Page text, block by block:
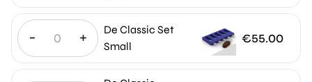
- +
De Classic Set
Small
€55.00